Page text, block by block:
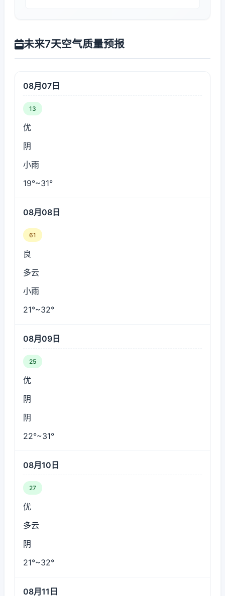
未来7天空气质量预报
08月07日
13
优
阴
小雨
19°~31°
08月08日
61
良
多云
小雨
21°~32°
08月09日
25
优
阴
阴
22°~31°
08月10日
27
优
多云
阴
21°~32°
08月11日